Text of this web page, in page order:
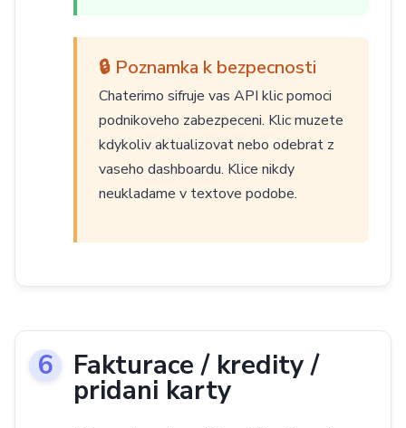
🔒 Poznamka k bezpecnosti
Chaterimo sifruje vas API klic pomoci
podnikoveho zabezpeceni. Klic muzete
kdykoliv aktualizovat nebo odebrat z
vaseho dashboardu. Klice nikdy
neukladame v textove podobe.
Fakturace / kredity /
pridani karty